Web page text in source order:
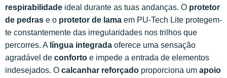
respirabilidade ideal durante as tuas andanças. O protetor
de pedras e o protetor de lama em PU-Tech Lite protegem-
te constantemente das irregularidades nos trilhos que
percorres. A língua integrada oferece uma sensação
agradável de conforto e impede a entrada de elementos
indesejados. O calcanhar reforçado proporciona um apoio